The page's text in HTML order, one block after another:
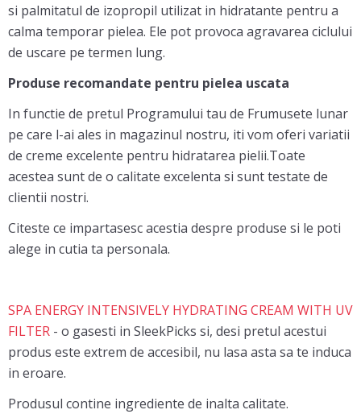
si palmitatul de izopropil utilizat in hidratante pentru a
calma temporar pielea. Ele pot provoca agravarea ciclului
de uscare pe termen lung.
Produse recomandate pentru pielea uscata
In functie de pretul Programului tau de Frumusete lunar
pe care l-ai ales in magazinul nostru, iti vom oferi variatii
de creme excelente pentru hidratarea pielii.Toate
acestea sunt de o calitate excelenta si sunt testate de
clientii nostri.
Citeste ce impartasesc acestia despre produse si le poti
alege in cutia ta personala.
SPA ENERGY INTENSIVELY HYDRATING CREAM WITH UV
FILTER - o gasesti in SleekPicks si, desi pretul acestui
produs este extrem de accesibil, nu lasa asta sa te induca
in eroare.
Produsul contine ingrediente de inalta calitate.